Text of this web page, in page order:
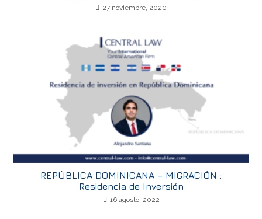
27 noviembre, 2020
REPÚBLICA DOMINICANA – MIGRACIÓN :
Residencia de Inversión
16 agosto, 2022